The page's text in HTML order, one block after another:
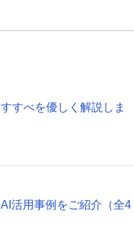
すべを優しく解説しま
活用事例をご紹介（全4